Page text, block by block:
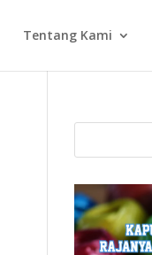
Tentang Kami